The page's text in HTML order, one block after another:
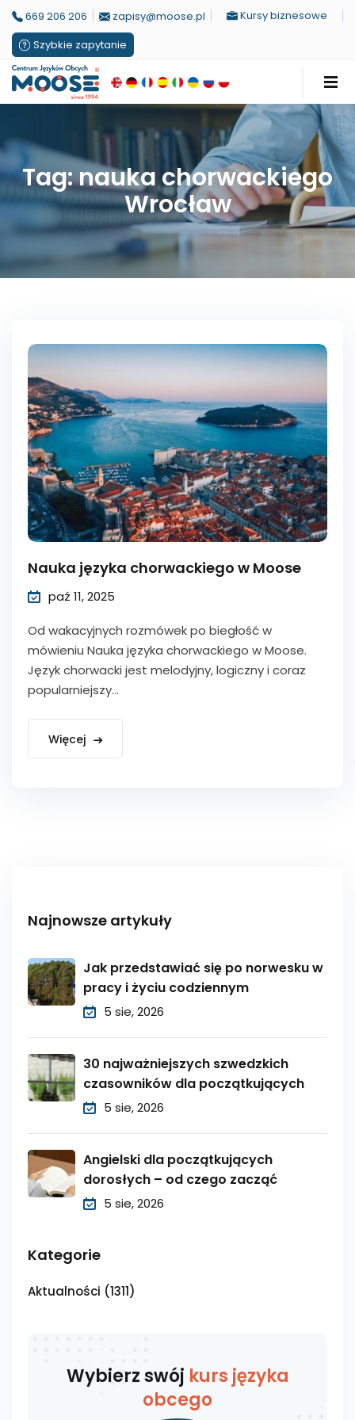
669 206 206 zapisy@moose.pl
Kursy biznesowe
Szybkie zapytanie
Tag: nauka chorwackiego
Wrocław
Nauka języka chorwackiego w Moose
paź 11, 2025
Od wakacyjnych rozmówek po biegłość w
mówieniu Nauka języka chorwackiego w Moose.
Język chorwacki jest melodyjny, logiczny i coraz
popularniejszy...
Więcej
Najnowsze artykuły
Jak przedstawiać się po norwesku w
pracy i życiu codziennym
5 sie, 2026
30 najważniejszych szwedzkich
czasowników dla początkujących
5 sie, 2026
Angielski dla początkujących
dorosłych – od czego zacząć
5 sie, 2026
Kategorie
Aktualności (1311)
Wybierz swój kurs języka
obcego